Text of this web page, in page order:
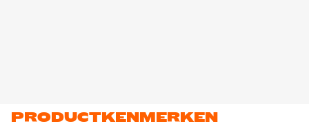
PRODUCTKENMERKEN